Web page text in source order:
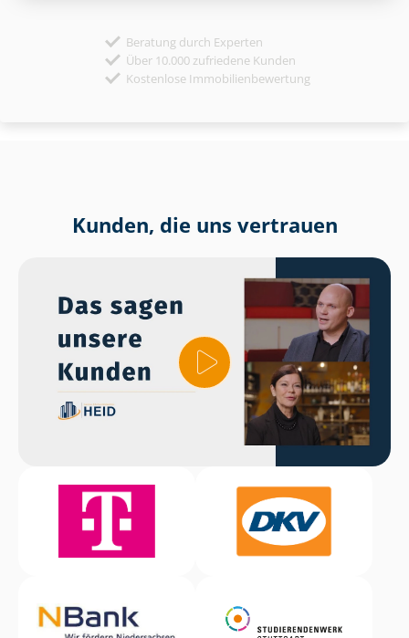
Beratung durch Experten
Über 10.000 zufriedene Kunden
Kostenlose Immobilienbewertung
Kunden, die uns vertrauen